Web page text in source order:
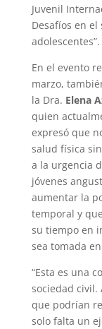
Juvenil
Desafíos en
adolescentes”.
En el evento
marzo,
la Dra. Elena
quien
expresó que
salud física
a la urgencia
jóvenes
aumentar la
temporal y
su tiempo en
sea tomada
“Esta es una
sociedad civil.
que podrían
solo falta un